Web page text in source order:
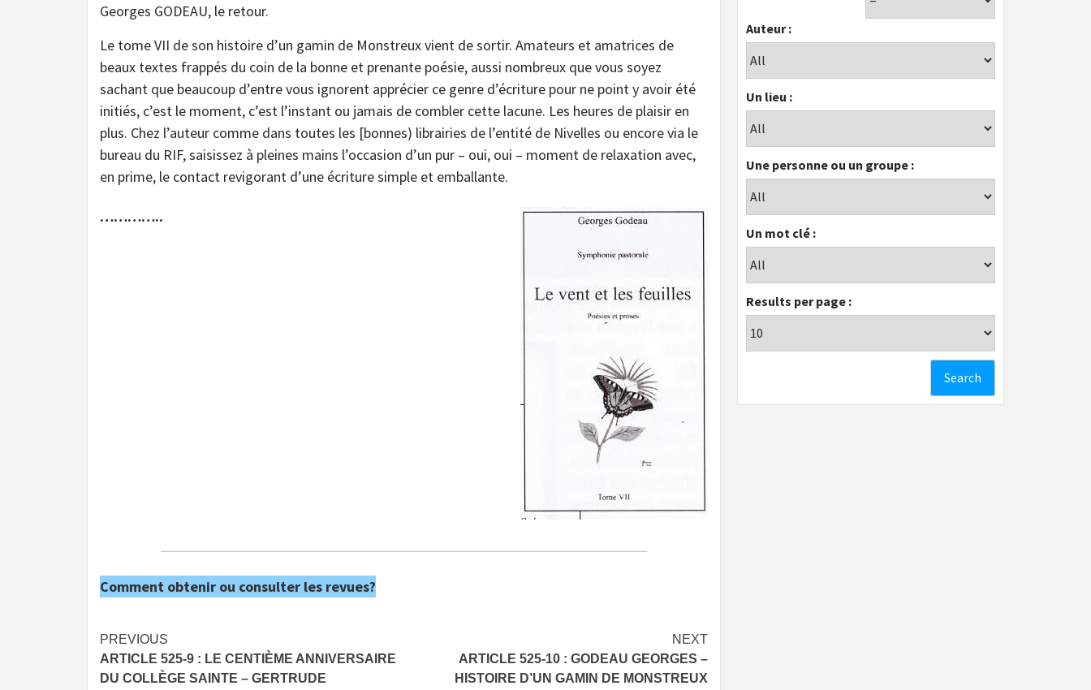
Georges GODEAU, le retour.
Le tome VII de son histoire d’un gamin de Monstreux vient de sortir. Amateurs et amatrices de
beaux textes frappés du coin de la bonne et prenante poésie, aussi nombreux que vous soyez
sachant que beaucoup d’entre vous ignorent apprécier ce genre d’écriture pour ne point y avoir été
initiés, c’est le moment, c’est l’instant ou jamais de combler cette lacune. Les heures de plaisir en
plus. Chez l’auteur comme dans toutes les [bonnes) librairies de l’entité de Nivelles ou encore via le
bureau du RIF, saisissez à pleines mains l’occasion d’un pur – oui, oui – moment de relaxation avec,
en prime, le contact revigorant d’une écriture simple et emballante.
…………..
Comment obtenir ou consulter les revues?
Post
navigation
PREVIOUS
ARTICLE 525-9 : LE CENTIÈME ANNIVERSAIRE
DU COLLÈGE SAINTE – GERTRUDE
NEXT
ARTICLE 525-10 : GODEAU GEORGES –
HISTOIRE D’UN GAMIN DE MONSTREUX
Auteur :
Un lieu :
Une personne ou un groupe :
Un mot clé :
Results per page :